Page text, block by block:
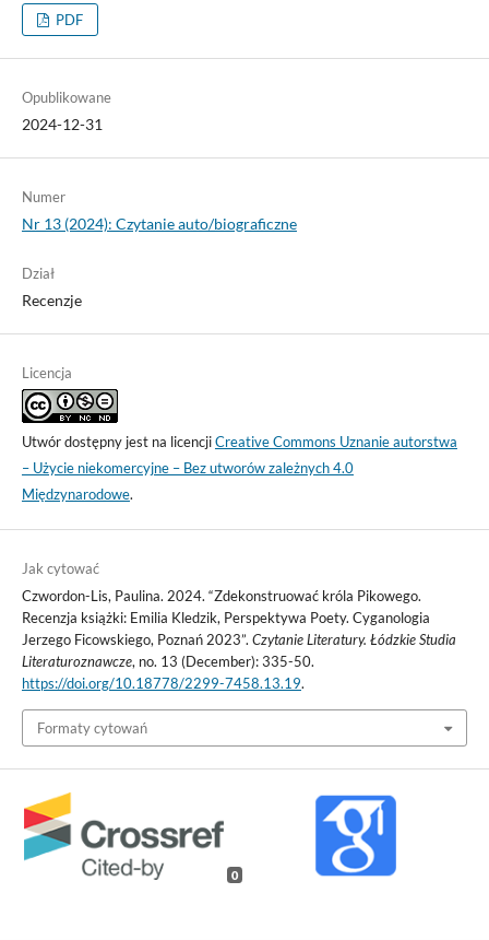
PDF
Opublikowane
2024-12-31
Numer
Nr 13 (2024): Czytanie auto/biograficzne
Dział
Recenzje
Licencja
Utwór dostępny jest na licencjiCreative Commons Uznanie autorstwa
– Użycie niekomercyjne – Bez utworów zależnych 4.0
Międzynarodowe.
Jak cytować
Czwordon-Lis, Paulina. 2024. “Zdekonstruować króla Pikowego.
Recenzja książki: Emilia Kledzik, Perspektywa Poety. Cyganologia
Jerzego Ficowskiego, Poznań 2023”. Czytanie Literatury. Łódzkie Studia
Literaturoznawcze, no. 13 (December): 335-50.
https://doi.org/10.18778/2299-7458.13.19.
Formaty cytowań
0